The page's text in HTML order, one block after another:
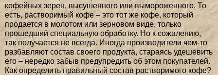
кофейных зерен, высушенного или вымороженного. То
есть, растворимый кофе – это тот же кофе, который
продается в молотом или зерновом виде, только
прошедший специальную обработку. Но к сожалению,
так получается не всегда. Иногда производители чем-то
разбавляют состав своего продукта, стараясь удешевить
его – нередко забыв предупредить об этом покупателей.
Как определить правильный состав растворимого кофе?